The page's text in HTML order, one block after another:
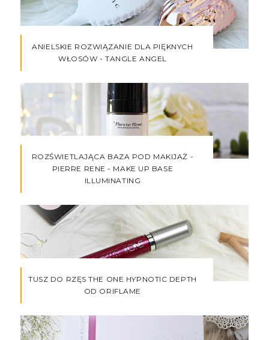
ANIELSKIE ROZWIĄZANIE DLA PIĘKNYCH
WŁOSÓW - TANGLE ANGEL
ROZŚWIETLAJĄCA BAZA POD MAKIJAŻ -
PIERRE RENE - MAKE UP BASE
ILLUMINATING
TUSZ DO RZĘS THE ONE HYPNOTIC DEPTH
OD ORIFLAME